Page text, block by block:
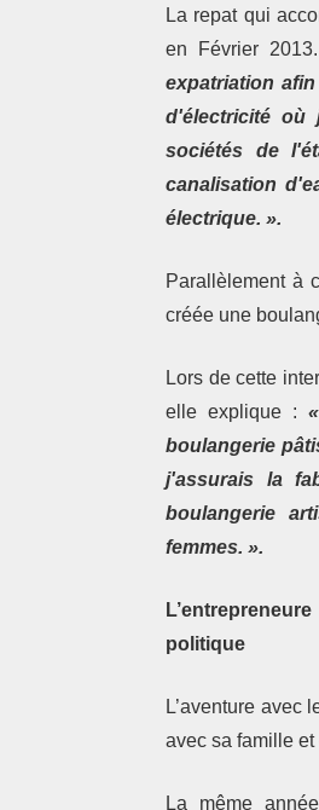
La repat qui
en Février
expatriation
d'électricité où
sociétés de
canalisation
électrique. ».
Parallèlement à
créée une
Lors de cette
elle explique :
boulangerie
j'assurais la
boulangerie
femmes. ».
politique
L’aventure avec
avec sa famille
La même